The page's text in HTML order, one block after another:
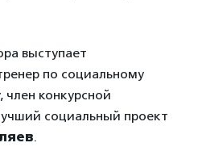
выступает
по социальному
член конкурсной
социальный проект
.